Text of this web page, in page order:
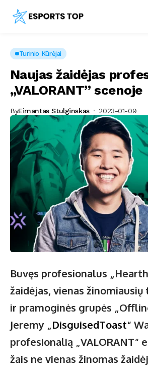
Turinio Kūrėjai
Naujas žaidėjas
„VALORANT” scenoje
ByEimantas Stulginskas 2023-01-09
Buvęs profesionalus
žaidėjas, vienas
ir pramoginės grupės
Jeremy „DisguisedToast“
profesionalią „VALORANT“
žais ne vienas žinomas